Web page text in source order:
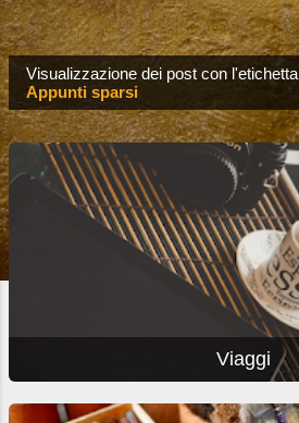
o
s
t
Visualizzazione dei post con l'etichetta
Appunti sparsi
Viaggi